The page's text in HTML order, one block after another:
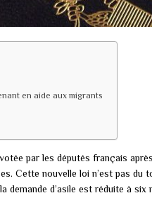
en aide aux migrants
par les députés français
Cette nouvelle loi n’est pas du
demande d’asile est réduite à six